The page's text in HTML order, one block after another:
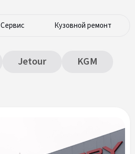
Сервис Кузовной ремонт
Jetour
KGM